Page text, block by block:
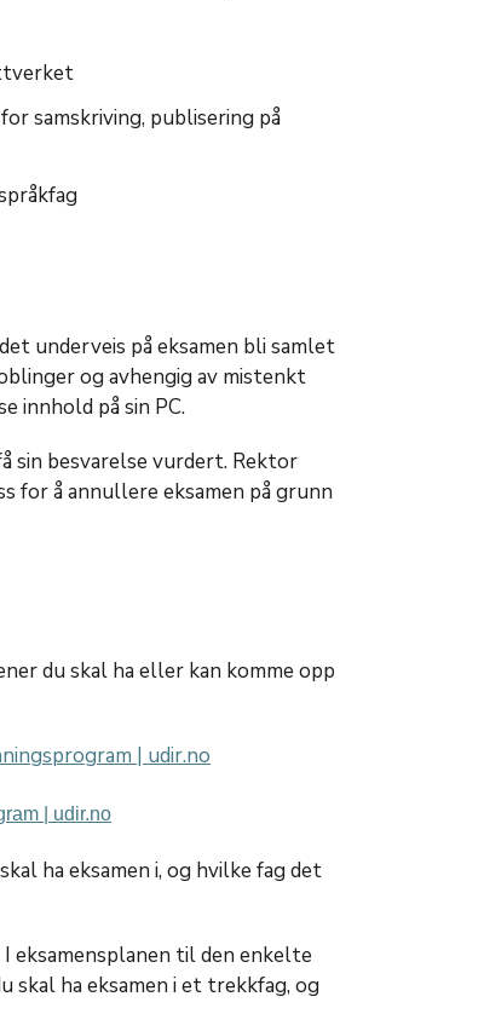
samskriving, publisering på
underveis på eksamen bli samlet
og avhengig av mistenkt
innhold på sin PC.
sin besvarelse vurdert. Rektor
for å annullere eksamen på grunn
du skal ha eller kan komme opp
| udir.no
| udir.no
ha eksamen i, og hvilke fag det
eksamensplanen til den enkelte
skal ha eksamen i et trekkfag, og